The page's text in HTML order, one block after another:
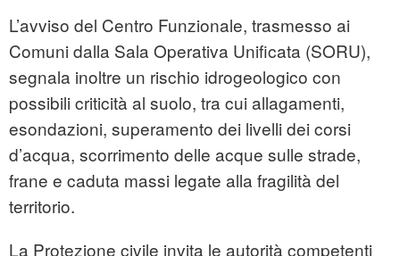
L’avviso del Centro Funzionale, trasmesso ai
Comuni dalla Sala Operativa Unificata (SORU),
segnala inoltre un rischio idrogeologico con
possibili criticità al suolo, tra cui allagamenti,
esondazioni, superamento dei livelli dei corsi
d’acqua, scorrimento delle acque sulle strade,
frane e caduta massi legate alla fragilità del
territorio.
La Protezione civile invita le autorità competenti